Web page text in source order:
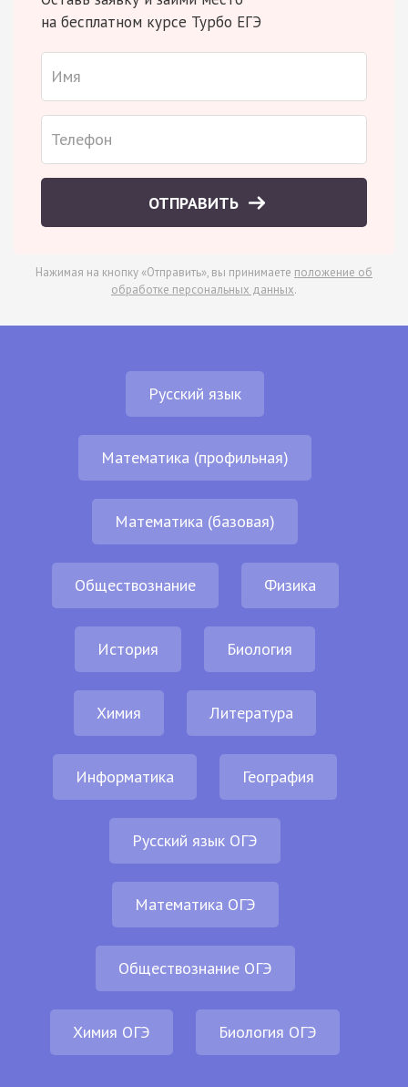
на бесплатном курсе Турбо ЕГЭ
ОТПРАВИТЬ
Нажимая на кнопку «Отправить», вы принимаете положение об
обработке персональных данных.
Русский язык
Математика (профильная)
Математика (базовая)
Обществознание Физика
История Биология
Химия Литература
Информатика География
Русский язык ОГЭ
Математика ОГЭ
Обществознание ОГЭ
Химия ОГЭ Биология ОГЭ